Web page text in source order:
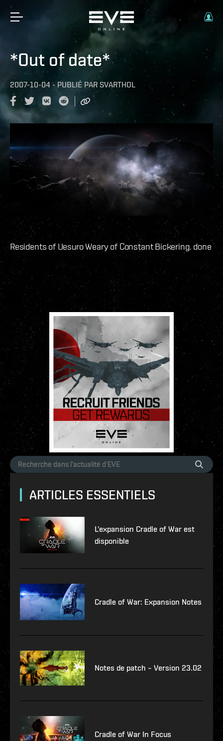
*Out of date*
2007-10-04 - PUBLIÉ PAR SVARTHOL
Residents of Uesuro Weary of Constant Bickering. done
ARTICLES ESSENTIELS
L'expansion Cradle of War est
disponible
Cradle of War: Expansion Notes
Notes de patch – Version 23.02
Cradle of War In Focus